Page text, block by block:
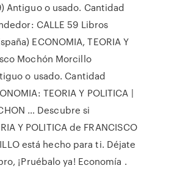
Antiguo o usado. Cantidad
CALLE 59 Libros
ECONOMIA, TEORIA Y
Mochón Morcillo
o usado. Cantidad
TEORIA Y POLITICA |
… Descubre si
Y POLITICA de FRANCISCO
está hecho para ti. Déjate
¡Pruébalo ya! Economía .